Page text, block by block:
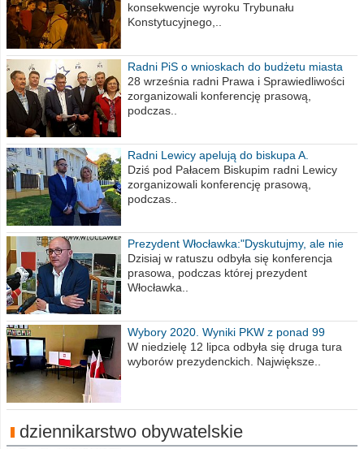
konsekwencje wyroku Trybunału
Konstytucyjnego,..
Radni PiS o wnioskach do budżetu miasta
na 2021 rok
28 września radni Prawa i Sprawiedliwości
zorganizowali konferencję prasową,
podczas..
Radni Lewicy apelują do biskupa A.
Wiesława Meringa
Dziś pod Pałacem Biskupim radni Lewicy
zorganizowali konferencję prasową,
podczas..
Prezydent Włocławka:"Dyskutujmy, ale nie
obrażajmy się”
Dzisiaj w ratuszu odbyła się konferencja
prasowa, podczas której prezydent
Włocławka..
Wybory 2020. Wyniki PKW z ponad 99
procent obwodów
W niedzielę 12 lipca odbyła się druga tura
wyborów prezydenckich. Największe..
dziennikarstwo obywatelskie